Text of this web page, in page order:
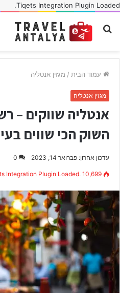
Tiqets Integration Plugin Loaded.
חפש
עמוד הבית / מגזין אנטליה
מגזין אנטליה
אנטליה שווקים –
השוק הכי שווים
עדכון אחרון: פברואר 14, 2023 0
Integration Plugin Loaded. 10,699